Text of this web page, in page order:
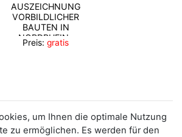
AUSZEICHNUNG
VORBILDLICHER
BAUTEN IN
NORDRHEIN-
WESTFALEN 2020
Preis: gratis
um Ihnen die optimale Nutzung
zu ermöglichen. Es werden für den